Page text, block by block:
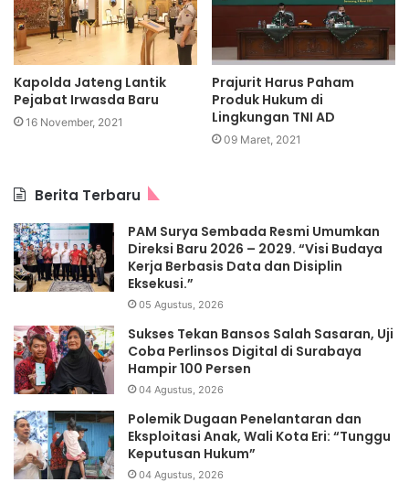
Kapolda Jateng Lantik
Pejabat Irwasda Baru
16 November, 2021
Prajurit Harus Paham
Produk Hukum di
Lingkungan TNI AD
09 Maret, 2021
Berita Terbaru
PAM Surya Sembada Resmi Umumkan
Direksi Baru 2026 – 2029. “Visi Budaya
Kerja Berbasis Data dan Disiplin
Eksekusi.”
05 Agustus, 2026
Sukses Tekan Bansos Salah Sasaran, Uji
Coba Perlinsos Digital di Surabaya
Hampir 100 Persen
04 Agustus, 2026
Polemik Dugaan Penelantaran dan
Eksploitasi Anak, Wali Kota Eri: “Tunggu
Keputusan Hukum”
04 Agustus, 2026